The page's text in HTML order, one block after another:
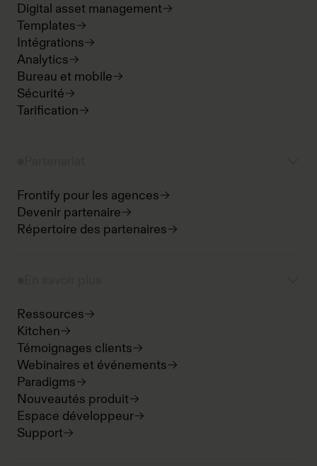
Digital asset management
Templates
Intégrations
Analytics
Bureau et mobile
Sécurité
Tarification
Frontify pour les agences
Devenir partenaire
Répertoire des partenaires
Ressources
Kitchen
Témoignages clients
Webinaires et événements
Paradigms
Nouveautés produit
Espace développeur
Support